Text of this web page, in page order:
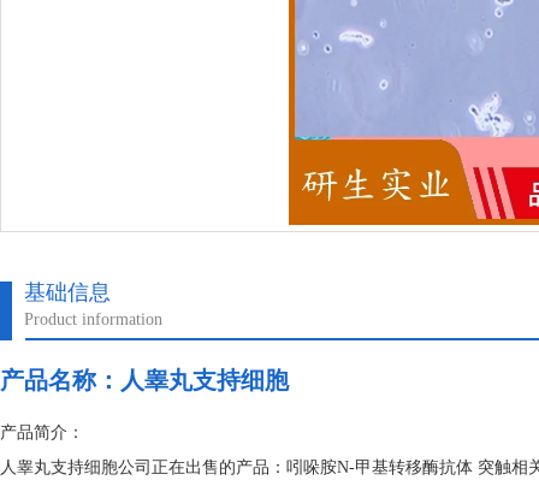
基础信息
Product information
产品名称： 人睾丸支持细胞
产品简介：
人睾丸支持细胞公司正在出售的产品：吲哚胺N-甲基转移酶抗体 突触